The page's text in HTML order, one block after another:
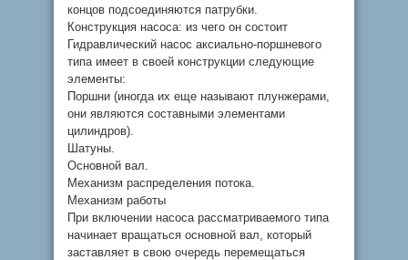
концов подсоединяются патрубки.
Конструкция насоса: из чего он состоит
Гидравлический насос аксиально-поршневого
типа имеет в своей конструкции следующие
элементы:
Поршни (иногда их еще называют плунжерами,
они являются составными элементами
цилиндров).
Шатуны.
Основной вал.
Механизм распределения потока.
Механизм работы
При включении насоса рассматриваемого типа
начинает вращаться основной вал, который
заставляет в свою очередь перемещаться